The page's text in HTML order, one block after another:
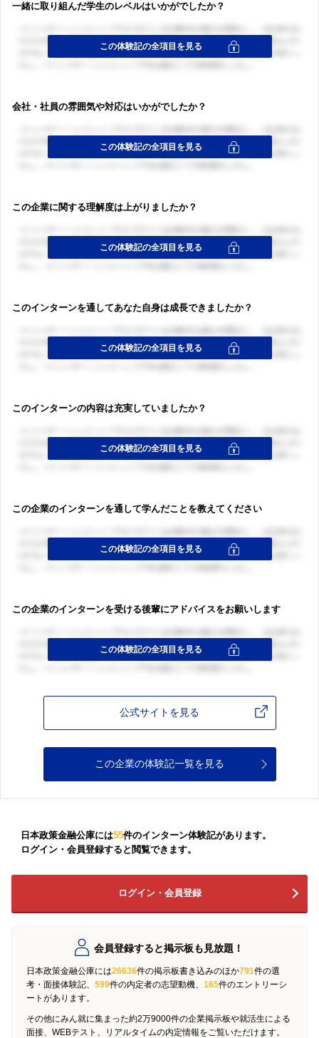
一緒に取り組んだ学生のレベルはいかがでしたか？
会社・社員の雰囲気や対応はいかがでしたか？
この企業に関する理解度は上がりましたか？
このインターンを通してあなた自身は成長できましたか？
このインターンの内容は充実していましたか？
この企業のインターンを通して学んだことを教えてください
この企業のインターンを受ける後輩にアドバイスをお願いします
公式サイトを見る
この企業の体験記一覧を見る
日本政策金融公庫には55件のインターン体験記があります。
ログイン・会員登録すると閲覧できます。
ログイン・会員登録
会員登録すると掲示板も見放題！
日本政策金融公庫には26636件の掲示板書き込みのほか791件の選
考・面接体験記、 599件の内定者の志望動機、 165件のエントリーシ
ートがあります。
その他にみん就に集まった約2万9000件の企業掲示板や就活生による
面接、WEBテスト、リアルタイムの内定情報をご覧いただけます。
ログイン・会員登録